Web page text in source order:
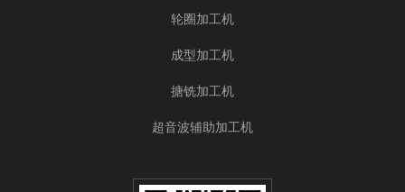
轮圈加工机
成型加工机
搪铣加工机
超音波辅助加工机